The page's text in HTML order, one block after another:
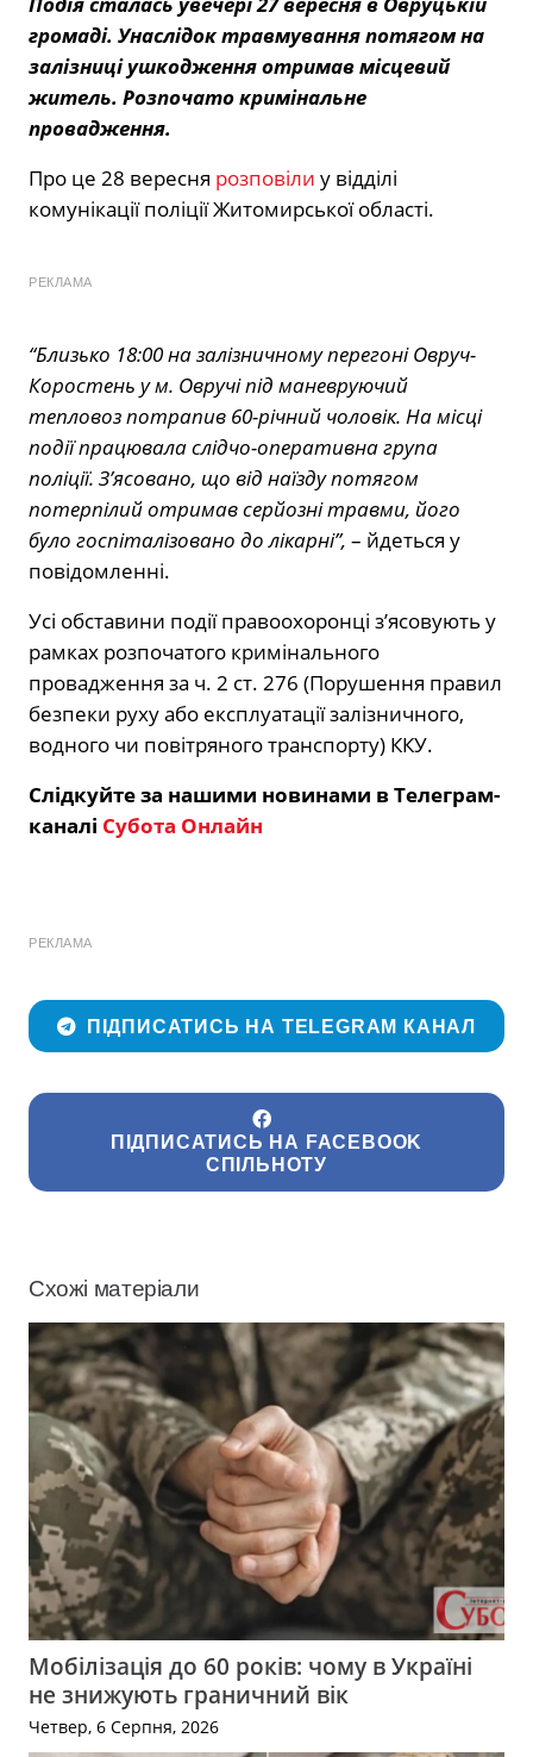
громаді. Унаслідок травмування потягом на
залізниці ушкодження отримав місцевий
житель. Розпочато кримінальне
провадження.
Про це 28 вересня розповіли у відділі
комунікації поліції Житомирської області.
РЕКЛАМА
“Близько 18:00 на залізничному перегоні Овруч-
Коростень у м. Овручі під маневруючий
тепловоз потрапив 60-річний чоловік. На місці
події працювала слідчо-оперативна група
поліції. З’ясовано, що від наїзду потягом
потерпілий отримав серйозні травми, його
було госпіталізовано до лікарні”, – йдеться у
повідомленні.
Усі обставини події правоохоронці з’ясовують у
рамках розпочатого кримінального
провадження за ч. 2 ст. 276 (Порушення правил
безпеки руху або експлуатації залізничного,
водного чи повітряного транспорту) ККУ.
Слідкуйте за нашими новинами в Телеграм-
каналі Субота Онлайн
РЕКЛАМА
ПІДПИСАТИСЬ НА TELEGRAM КАНАЛ
ПІДПИСАТИСЬ НА FACEBOOK
СПІЛЬНОТУ
Схожі матеріали
Мобілізація до 60 років: чому в Україні
не знижують граничний вік
Четвер, 6 Серпня, 2026